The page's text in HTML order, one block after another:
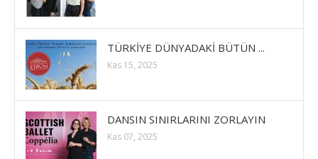
TÜRKİYE DÜNYADAKİ BÜTÜN ...
Kas 15, 2025
DANSIN SINIRLARINI ZORLAYIN
Kas 07, 2025